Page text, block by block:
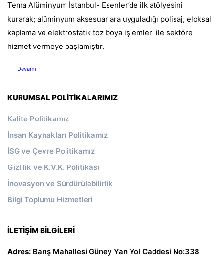
Tema Alüminyum İstanbul- Esenler’de ilk atölyesini
kurarak; alüminyum aksesuarlara uyguladığı polisaj, eloksal
kaplama ve elektrostatik toz boya işlemleri ile sektöre
hizmet vermeye başlamıştır.
Devamı
KURUMSAL POLITIKALARIMIZ
Kalite Politikamız
İnsan Kaynakları Politikamız
İSG ve Çevre Politikamız
Gizlilik ve K.V.K. Politikası
İnovasyon ve Sürdürülebilirlik
Bilgi Toplumu Hizmetleri
İLETIŞIM BILGILERI
Adres: Barış Mahallesi Güney Yan Yol Caddesi No:338